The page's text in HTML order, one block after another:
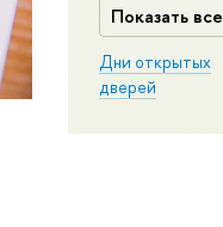
Показать все
Дни открытых
дверей